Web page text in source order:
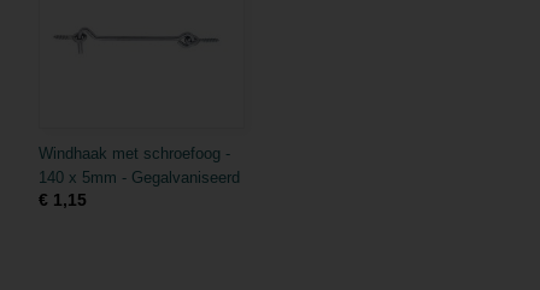
Windhaak met schroefoog -
140 x 5mm - Gegalvaniseerd
€ 1,15